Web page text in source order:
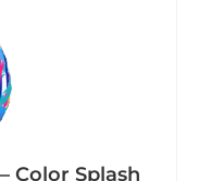
Color Splash